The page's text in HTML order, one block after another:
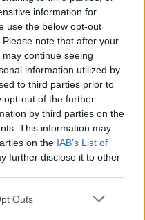
information for
use the below opt-out
note that after your
continue seeing
information utilized by
to third parties prior to
opt-out of the further
by third parties on the
This information may
on the IAB’s List of
further disclose it to other
Outs